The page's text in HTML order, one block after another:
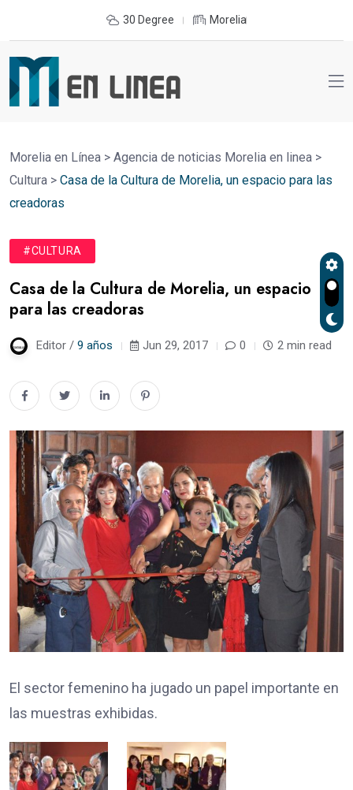
30 Degree Morelia
Morelia en Línea > Agencia de noticias Morelia en linea >
Cultura > Casa de la Cultura de Morelia, un espacio para las
creadoras
#CULTURA
Casa de la Cultura de Morelia, un espacio
para las creadoras
Editor / 9 años Jun 29, 2017 0 2 min read
El sector femenino ha jugado un papel importante en
las muestras exhibidas.